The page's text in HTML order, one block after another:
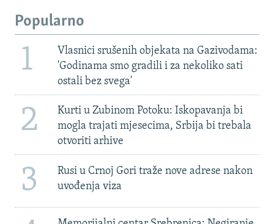
Popularno
1
Vlasnici srušenih objekata na Gazivodama:
'Godinama smo gradili i za nekoliko sati
ostali bez svega'
2
Kurti u Zubinom Potoku: Iskopavanja bi
mogla trajati mjesecima, Srbija bi trebala
otvoriti arhive
3
Rusi u Crnoj Gori traže nove adrese nakon
uvođenja viza